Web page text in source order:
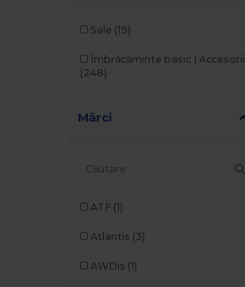
Sale (19)
Îmbrăcăminte basic | Accesorii
(248)
Mărci
ATF (1)
Atlantis (3)
AWDis (1)